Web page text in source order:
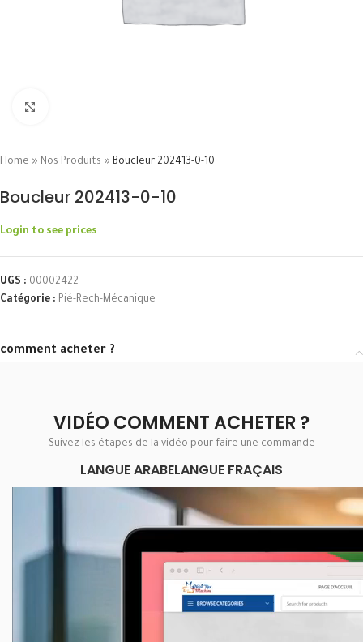
Home » Nos Produits » Boucleur 202413-0-10
Boucleur 202413-0-10
Login to see prices
UGS : 00002422
Catégorie : Pié-Rech-Mécanique
comment acheter ?
VIDÉO COMMENT ACHETER ?
Suivez les étapes de la vidéo pour faire une commande
LANGUE ARABELANGUE FRAÇAIS